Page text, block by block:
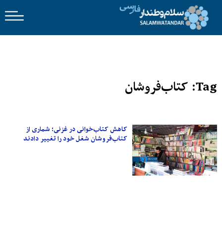
Tag: کتاب‌فروشان
کاهش کتاب‌خوانی در غزنی؛ شماری از
کتاب‌فروشان شغل خود را تغییر دادند